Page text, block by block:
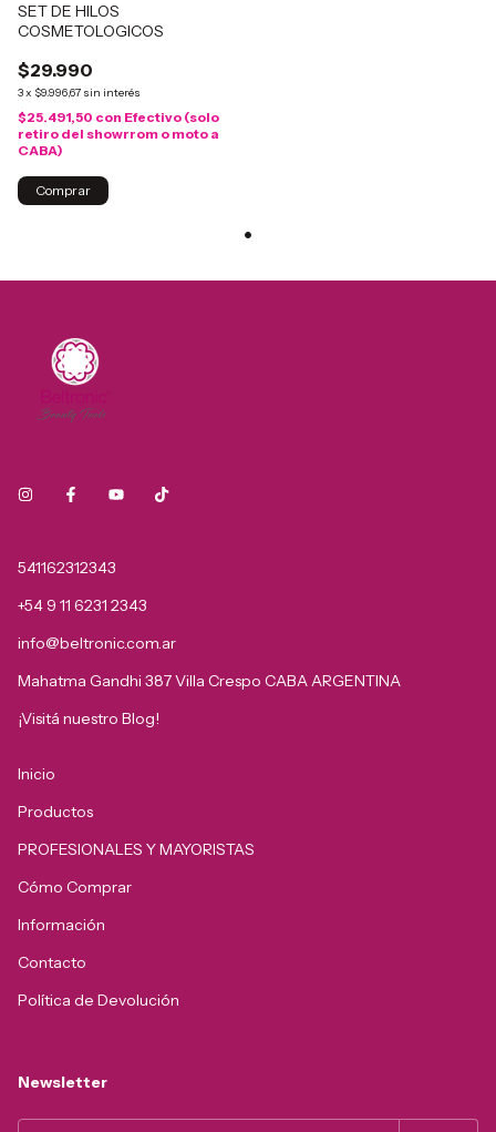
SET DE HILOS
COSMETOLOGICOS
$29.990
3x $9.996,67 sin interés
$25.491,50 con Efectivo (solo
retiro del showrrom o moto a
CABA)
541162312343
+54 9 11 6231 2343
info@beltronic.com.ar
Mahatma Gandhi 387 Villa Crespo CABA ARGENTINA
¡Visitá nuestro Blog!
Inicio
Productos
PROFESIONALES Y MAYORISTAS
Cómo Comprar
Información
Contacto
Política de Devolución
Newsletter